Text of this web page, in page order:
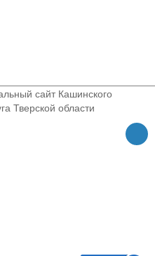
сайт Кашинского
Тверской области